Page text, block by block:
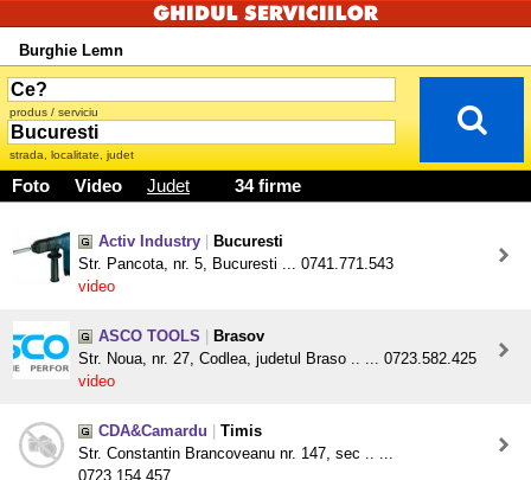
Burghie Lemn
produs / serviciu
strada, localitate, judet
Foto Video Judet 34 firme
Activ Industry
Bucuresti
Str. Pancota, nr. 5, Bucuresti ... 0741.771.543
video
ASCO TOOLS
Brasov
Str. Noua, nr. 27, Codlea, judetul Braso .. ... 0723.582.425
video
CDA&Camardu
Timis
Str. Constantin Brancoveanu nr. 147, sec .. ...
0723.154.457